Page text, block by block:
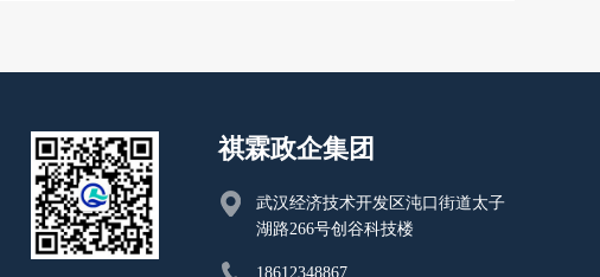
祺霖政企集团
武汉经济技术开发区沌口街道太子
湖路266号创谷科技楼
18612348867